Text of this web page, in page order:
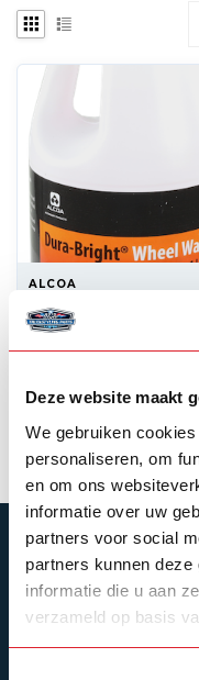
Deze website maakt
We gebruiken
personaliseren, om
en om ons
informatie over uw
partners voor social
partners kunnen
informatie die u aan
verzameld op basis
ALCOA
Alcoa – Dura
Liter
31,50 Niet op
ABONNEER JE
Blijf op de hoogte